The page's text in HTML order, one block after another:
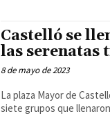
Castelló se
las serenatas
8 de mayo de 2023
La plaza Mayor de
siete grupos que